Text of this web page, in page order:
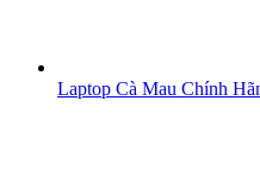
Laptop Cà Mau Chính